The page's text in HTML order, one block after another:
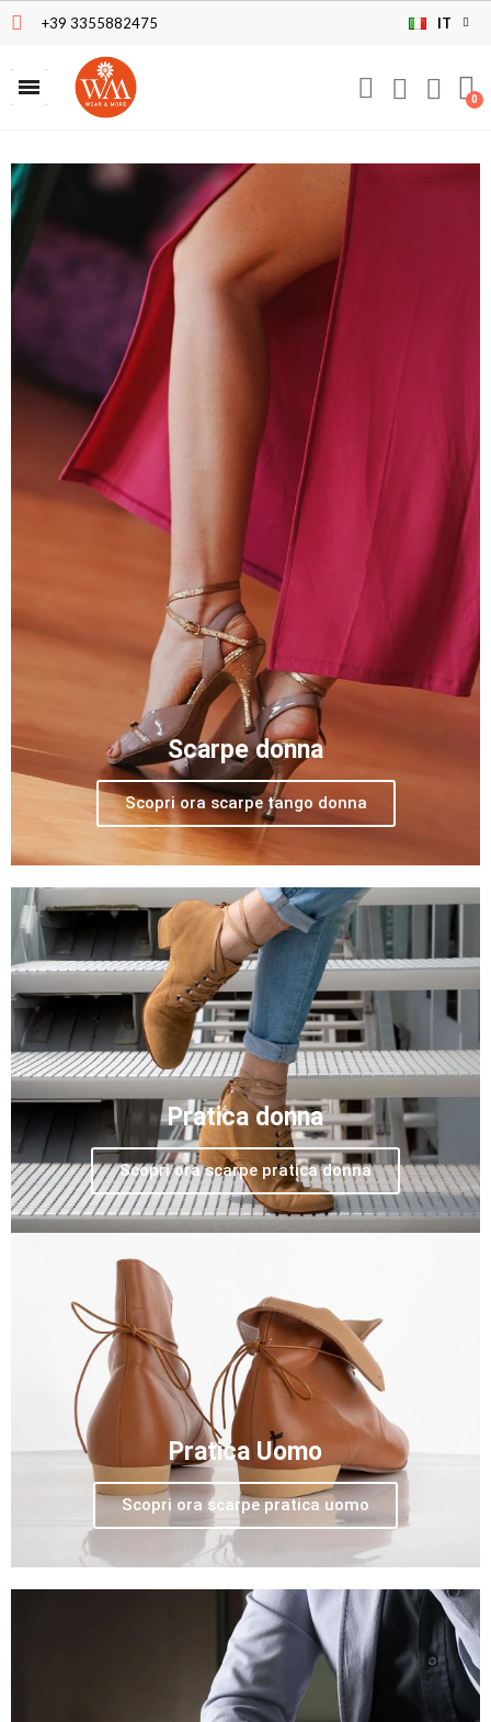
+39 3355882475 IT
Scarpe donna
Scopri ora scarpe tango donna
Pratica donna
Scopri ora scarpe pratica donna
Pratica Uomo
Scopri ora scarpe pratica uomo